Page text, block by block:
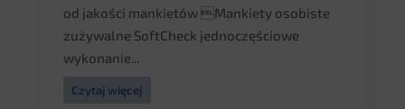
od jakości mankietów Mankiety osobiste
zużywalne SoftCheck jednoczęściowe
wykonanie...
Czytaj więcej